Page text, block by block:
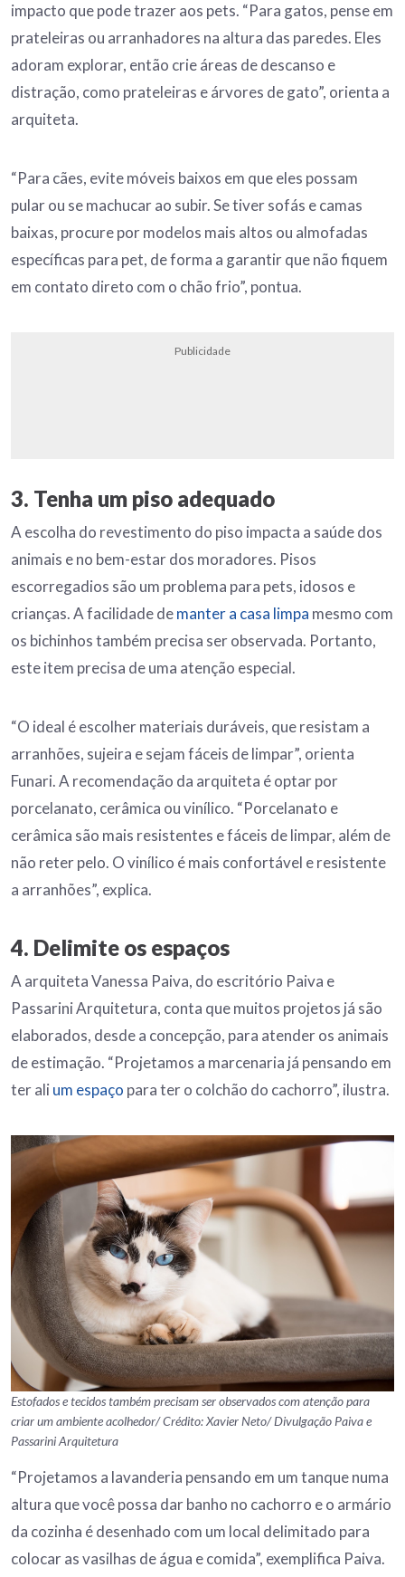
impacto que pode trazer aos pets. “Para gatos, pense em
prateleiras ou arranhadores na altura das paredes. Eles
adoram explorar, então crie áreas de descanso e
distração, como prateleiras e árvores de gato”, orienta a
arquiteta.
“Para cães, evite móveis baixos em que eles possam
pular ou se machucar ao subir. Se tiver sofás e camas
baixas, procure por modelos mais altos ou almofadas
específicas para pet, de forma a garantir que não fiquem
em contato direto com o chão frio”, pontua.
Publicidade
3. Tenha um piso adequado
A escolha do revestimento do piso impacta a saúde dos
animais e no bem-estar dos moradores. Pisos
escorregadios são um problema para pets, idosos e
crianças. A facilidade demanter a casa limpa mesmo com
os bichinhos também precisa ser observada. Portanto,
este item precisa de uma atenção especial.
“O ideal é escolher materiais duráveis, que resistam a
arranhões, sujeira e sejam fáceis de limpar”, orienta
Funari. A recomendação da arquiteta é optar por
porcelanato, cerâmica ou vinílico. “Porcelanato e
cerâmica são mais resistentes e fáceis de limpar, além de
não reter pelo. O vinílico é mais confortável e resistente
a arranhões”, explica.
4. Delimite os espaços
A arquiteta Vanessa Paiva, do escritório Paiva e
Passarini Arquitetura, conta que muitos projetos já são
elaborados, desde a concepção, para atender os animais
de estimação. “Projetamos a marcenaria já pensando em
ter ali um espaço para ter o colchão do cachorro”, ilustra.
Estofados e tecidos também precisam ser observados com atenção para
criar um ambiente acolhedor/ Crédito: Xavier Neto/ Divulgação Paiva e
Passarini Arquitetura
“Projetamos a lavanderia pensando em um tanque numa
altura que você possa dar banho no cachorro e o armário
da cozinha é desenhado com um local delimitado para
colocar as vasilhas de água e comida”, exemplifica Paiva.